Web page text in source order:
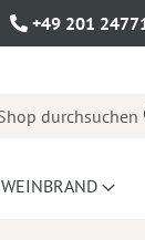
+49 201
WEINBRAND